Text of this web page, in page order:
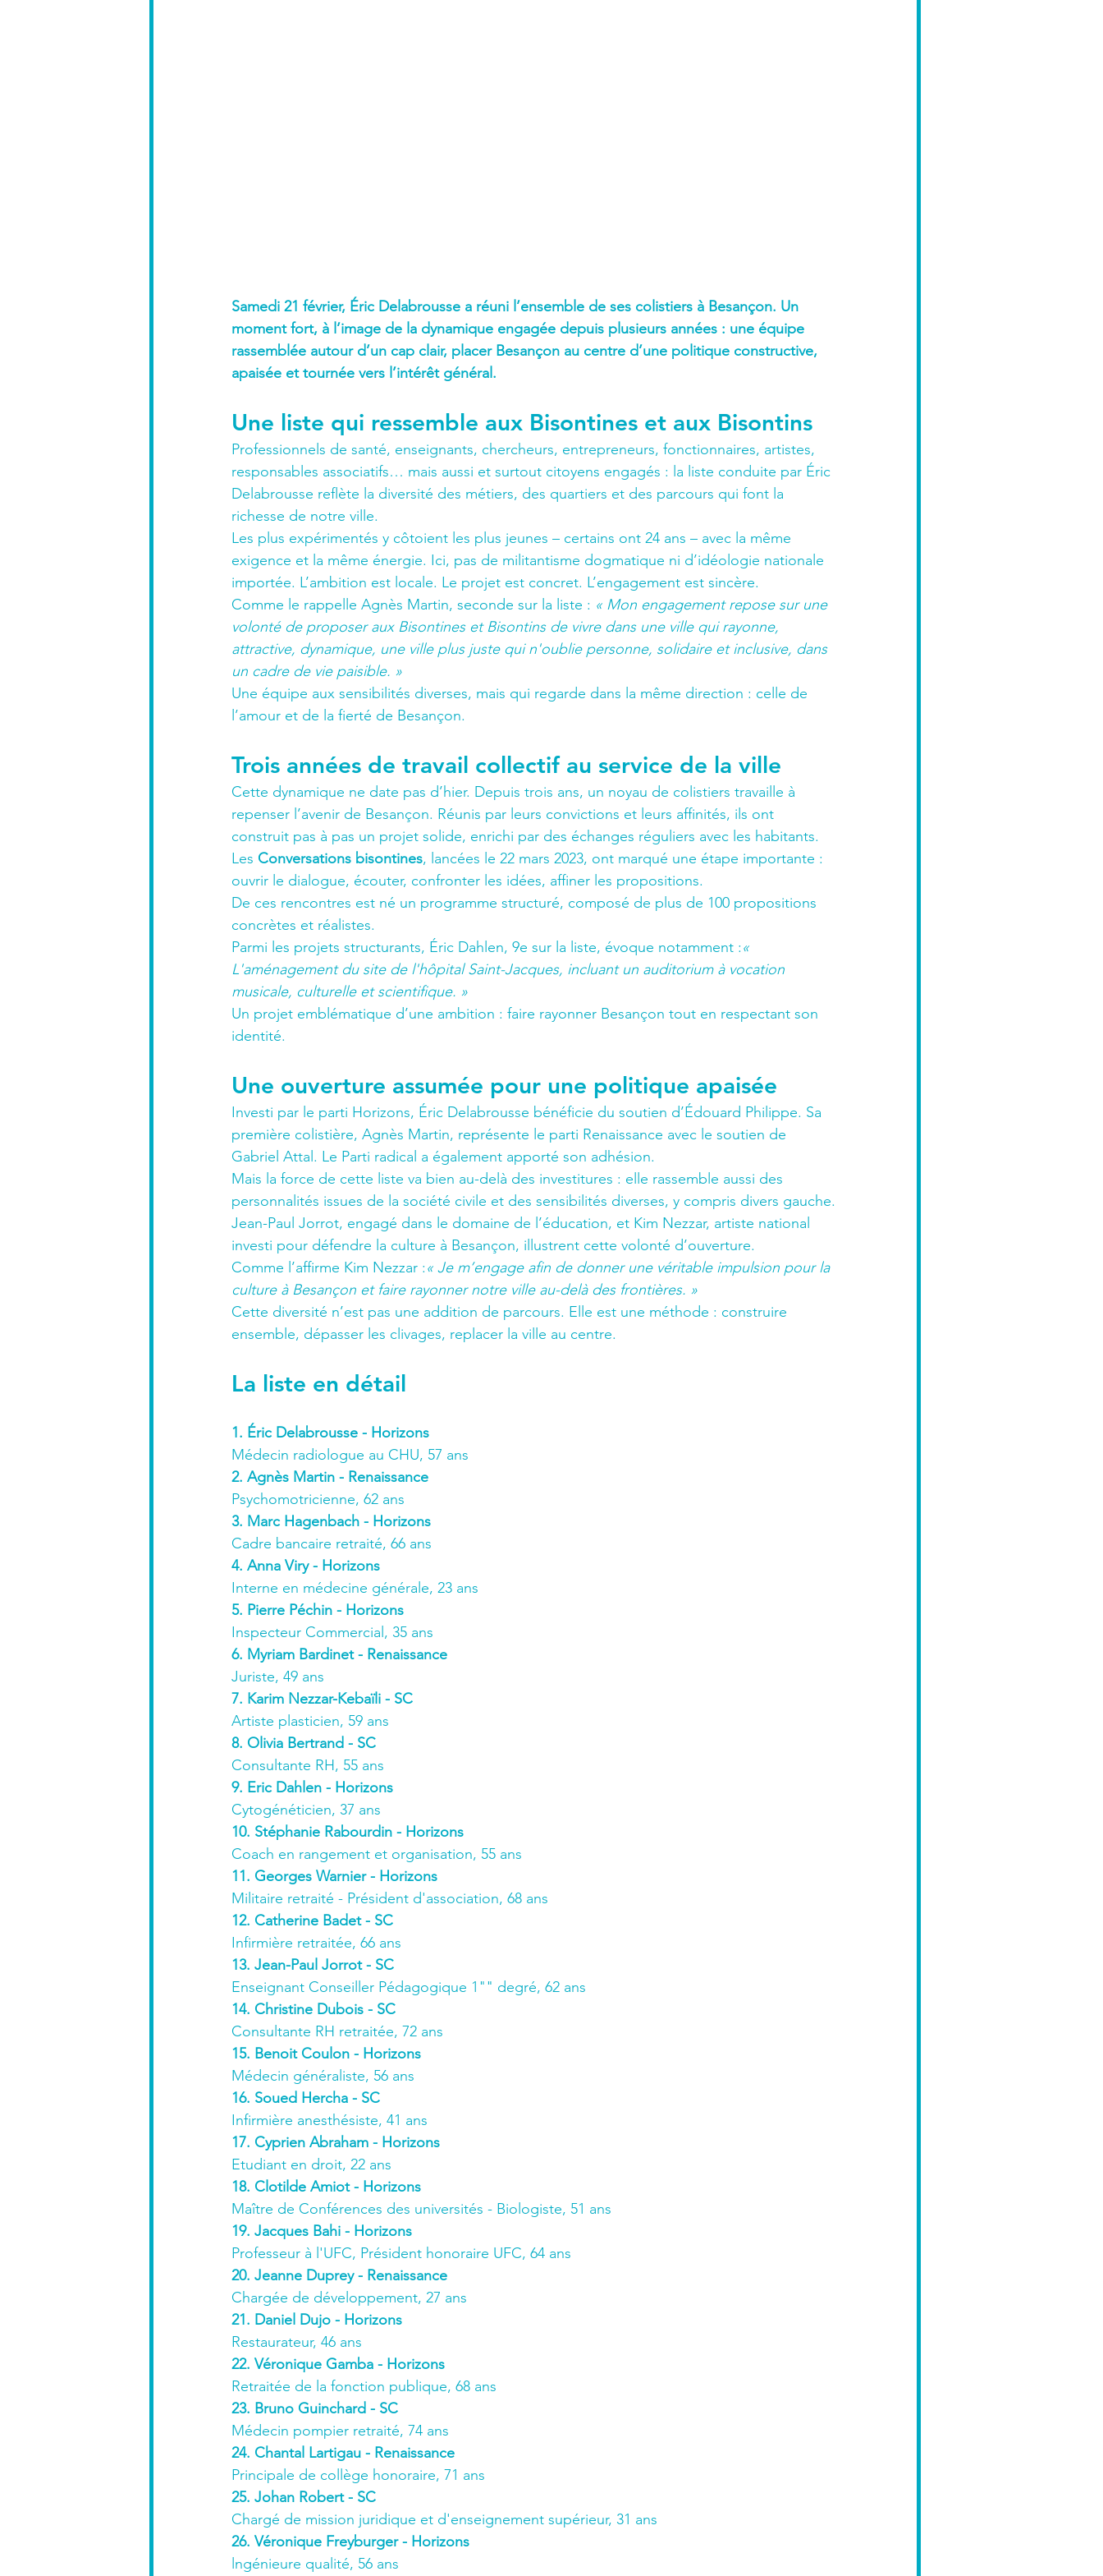
Samedi 21 février, Éric Delabrousse a réuni l’ensemble de ses colistiers à Besançon. Un
moment fort, à l’image de la dynamique engagée depuis plusieurs années : une équipe
rassemblée autour d’un cap clair, placer Besançon au centre d’une politique constructive,
apaisée et tournée vers l’intérêt général.
Une liste qui ressemble aux Bisontines et aux Bisontins
Professionnels de santé, enseignants, chercheurs, entrepreneurs, fonctionnaires, artistes,
responsables associatifs… mais aussi et surtout citoyens engagés : la liste conduite par Éric
Delabrousse reflète la diversité des métiers, des quartiers et des parcours qui font la
richesse de notre ville.
Les plus expérimentés y côtoient les plus jeunes – certains ont 24 ans – avec la même
exigence et la même énergie. Ici, pas de militantisme dogmatique ni d’idéologie nationale
importée. L’ambition est locale. Le projet est concret. L’engagement est sincère.
Comme le rappelle Agnès Martin, seconde sur la liste : « Mon engagement repose sur une
volonté de proposer aux Bisontines et Bisontins de vivre dans une ville qui rayonne,
attractive, dynamique, une ville plus juste qui n'oublie personne, solidaire et inclusive, dans
un cadre de vie paisible. »
Une équipe aux sensibilités diverses, mais qui regarde dans la même direction : celle de
l’amour et de la fierté de Besançon.
Trois années de travail collectif au service de la ville
Cette dynamique ne date pas d’hier. Depuis trois ans, un noyau de colistiers travaille à
repenser l’avenir de Besançon. Réunis par leurs convictions et leurs affinités, ils ont
construit pas à pas un projet solide, enrichi par des échanges réguliers avec les habitants.
Les Conversations bisontines, lancées le 22 mars 2023, ont marqué une étape importante :
ouvrir le dialogue, écouter, confronter les idées, affiner les propositions.
De ces rencontres est né un programme structuré, composé de plus de 100 propositions
concrètes et réalistes.
Parmi les projets structurants, Éric Dahlen, 9e sur la liste, évoque notamment :«
L'aménagement du site de l'hôpital Saint-Jacques, incluant un auditorium à vocation
musicale, culturelle et scientifique. »
Un projet emblématique d’une ambition : faire rayonner Besançon tout en respectant son
identité.
Une ouverture assumée pour une politique apaisée
Investi par le parti Horizons, Éric Delabrousse bénéficie du soutien d’Édouard Philippe. Sa
première colistière, Agnès Martin, représente le parti Renaissance avec le soutien de
Gabriel Attal. Le Parti radical a également apporté son adhésion.
Mais la force de cette liste va bien au-delà des investitures : elle rassemble aussi des
personnalités issues de la société civile et des sensibilités diverses, y compris divers gauche.
Jean-Paul Jorrot, engagé dans le domaine de l’éducation, et Kim Nezzar, artiste national
investi pour défendre la culture à Besançon, illustrent cette volonté d’ouverture.
Comme l’affirme Kim Nezzar :« Je m’engage afin de donner une véritable impulsion pour la
culture à Besançon et faire rayonner notre ville au-delà des frontières. »
Cette diversité n’est pas une addition de parcours. Elle est une méthode : construire
ensemble, dépasser les clivages, replacer la ville au centre.
La liste en détail
1. Éric Delabrousse - Horizons
Médecin radiologue au CHU, 57 ans
2. Agnès Martin - Renaissance
Psychomotricienne, 62 ans
3. Marc Hagenbach - Horizons
Cadre bancaire retraité, 66 ans
4. Anna Viry - Horizons
Interne en médecine générale, 23 ans
5. Pierre Péchin - Horizons
Inspecteur Commercial, 35 ans
6. Myriam Bardinet - Renaissance
Juriste, 49 ans
7. Karim Nezzar-Kebaïli - SC
Artiste plasticien, 59 ans
8. Olivia Bertrand - SC
Consultante RH, 55 ans
9. Eric Dahlen - Horizons
Cytogénéticien, 37 ans
10. Stéphanie Rabourdin - Horizons
Coach en rangement et organisation, 55 ans
11. Georges Warnier - Horizons
Militaire retraité - Président d'association, 68 ans
12. Catherine Badet - SC
Infirmière retraitée, 66 ans
13. Jean-Paul Jorrot - SC
Enseignant Conseiller Pédagogique 1"" degré, 62 ans
14. Christine Dubois - SC
Consultante RH retraitée, 72 ans
15. Benoit Coulon - Horizons
Médecin généraliste, 56 ans
16. Soued Hercha - SC
Infirmière anesthésiste, 41 ans
17. Cyprien Abraham - Horizons
Etudiant en droit, 22 ans
18. Clotilde Amiot - Horizons
Maître de Conférences des universités - Biologiste, 51 ans
19. Jacques Bahi - Horizons
Professeur à l'UFC, Président honoraire UFC, 64 ans
20. Jeanne Duprey - Renaissance
Chargée de développement, 27 ans
21. Daniel Dujo - Horizons
Restaurateur, 46 ans
22. Véronique Gamba - Horizons
Retraitée de la fonction publique, 68 ans
23. Bruno Guinchard - SC
Médecin pompier retraité, 74 ans
24. Chantal Lartigau - Renaissance
Principale de collège honoraire, 71 ans
25. Johan Robert - SC
Chargé de mission juridique et d'enseignement supérieur, 31 ans
26. Véronique Freyburger - Horizons
lngénieure qualité, 56 ans